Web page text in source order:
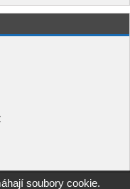
soubory cookie.